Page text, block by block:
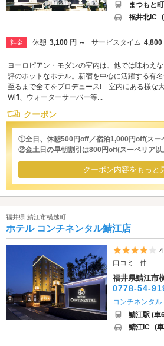
まつもと
福井北IC
料金 休憩 3,100 円 ～ サービスタイム 4,800
ヨーロピアン・モダンの室内は、他では味わえ
評のホットなホテル。新宿を中心に活躍する有
至るまで全てをプロデュース! 室内にある様な
Wifi、ウォーターサーバー等...
クーポン
①全日、休憩500円off／宿泊1,000円off(スー
②金土日の早朝割引は800円off(スーペリア以
クーポン内容をもっと
福井県 鯖江市横越町
ホテル コンチネンタル鯖江店
口コミ - 件
福井県鯖江市
0778-54-
コンチネンタ
鯖江駅 (車
鯖江IC (